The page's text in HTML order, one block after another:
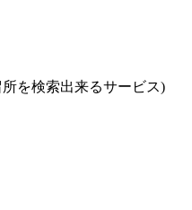
を検索出来るサービス)